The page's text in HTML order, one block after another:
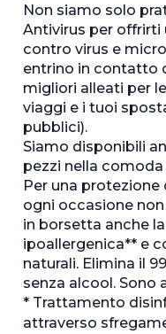
Non siamo solo
Antivirus per offrirti
contro virus e
entrino in contatto
migliori alleati per
viaggi e i tuoi
pubblici).
Siamo disponibili
pezzi nella
Per una
ogni occasione
in borsetta anche
ipoallergenica** e
naturali. Elimina il
senza alcool. Sono
* Trattamento
attraverso